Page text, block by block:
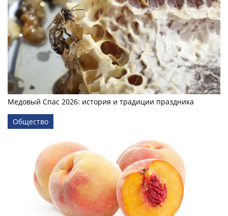
Медовый Спас 2026: история и традиции праздника
Общество